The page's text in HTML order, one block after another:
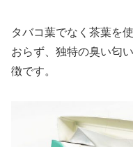
タバコ葉でなく茶葉を
おらず、独特の臭い匂
徴です。